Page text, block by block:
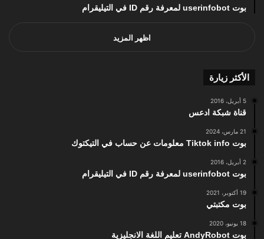
بوت userinfobot لمعرفة رقم ID في التيليقرام
اظهر المزيد
الأكثر زيارة
5 أبريل، 2016
قناة شبكة ادعس
21 مارس، 2024
بوت Tiktok info معلومات عن حساب في التيكتوك
2 أبريل، 2016
بوت userinfobot لمعرفة رقم ID في التيليقرام
19 أكتوبر، 2021
بوت مكتبتي
18 يونيو، 2020
بوت AndyRobot تعليم اللغة الانجليزية